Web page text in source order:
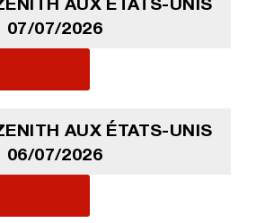
07/07/2026
AUX ÉTATS-UNIS
06/07/2026